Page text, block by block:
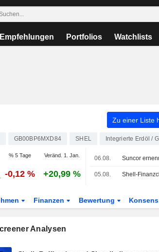
Empfehlungen Portfolios Watchlists
Zu einer Liste
GB00BP6MXD84 SHEL Integrierte Erdöl /
% 5 Tage Veränd. 1. Jan.
-0,12 % +20,99 %
06.08.
05.08.
Finanzen Bewertung Konsens
Analysen